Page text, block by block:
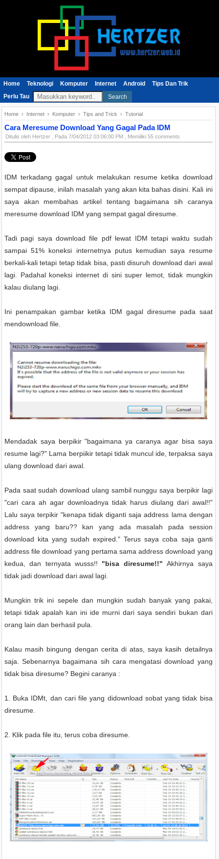
Home Teknologi Komputer Internet Android
Tips Dan Trik
Perlu Tau
Search
Home › Internet › Komputer › Tips and Trick › Tutorial
Cara Meresume Download Yang Gagal Pada IDM
Ditulis oleh Hertzer , Pada 7/04/2012 03:06:00 PM , Memiliki 55 comments
IDM terkadang gagal untuk melakukan resume ketika download
sempat dipause, inilah masalah yang akan kita bahas disini. Kali ini
saya akan membahas artikel tentang bagaimana sih caranya
meresume download IDM yang sempat gagal diresume.
Tadi pagi saya download file pdf lewat IDM tetapi waktu sudah
sampai 51% koneksi internetnya putus kemudian saya resume
berkali-kali tetapi tetap tidak bisa
pasti disuruh download dari awal
lagi. Padahal koneksi internet di sini super lemot, tidak mungkin
kalau diulang lagi.
Ini penampakan gambar ketika IDM gagal diresume pada saat
mendownload file.
Mendadak saya berpikir "bagaimana ya caranya agar bisa saya
resume lagi?" Lama berpiikir tetapi tidak muncul ide, terpaksa saya
ulang download dari awal.
Pada saat sudah download ulang sambil nunggu saya berpikir lagi
"cari cara ah agar downloadnya tidak harus diulang dari awal!!"
Lalu saya terpikir "kenapa tidak diganti saja address lama dengan
address yang baru?? kan yang ada masalah pada session
download kita yang sudah expired." Terus saya coba saja ganti
address file download yang pertama sama address download yang
kedua, dan ternyata wusss!! "bisa diresume!!" Akhirnya saya
tidak jadi download dari awal lagi.
Mungkin trik ini sepele dan mungkin sudah banyak yang pakai,
tetapi tidak apalah kan ini ide murni dari saya sendiri bukan dari
orang lain dan berhasil pula.
Kalau masih bingung dengan cerita di atas, saya kasih detailnya
saja. Sebenarnya bagaimana sih cara mengatasi download yang
tidak bisa diresume? Begini caranya :
1. Buka IDMt, dan cari file yang didownload sobat yang tidak bisa
diresume.
2. Klik pada file itu, terus coba diresume.